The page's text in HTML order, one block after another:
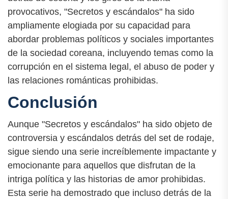
provocativos, "Secretos y escándalos" ha sido
ampliamente elogiada por su capacidad para
abordar problemas políticos y sociales importantes
de la sociedad coreana, incluyendo temas como la
corrupción en el sistema legal, el abuso de poder y
las relaciones románticas prohibidas.
Conclusión
Aunque "Secretos y escándalos" ha sido objeto de
controversia y escándalos detrás del set de rodaje,
sigue siendo una serie increíblemente impactante y
emocionante para aquellos que disfrutan de la
intriga política y las historias de amor prohibidas.
Esta serie ha demostrado que incluso detrás de la